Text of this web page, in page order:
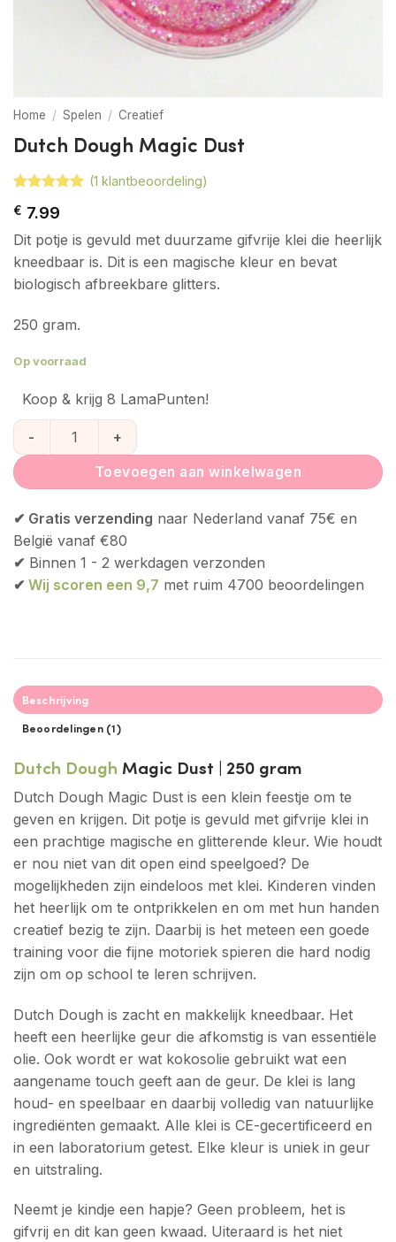
Home / Spelen / Creatief
Dutch Dough Magic Dust
5op 5
op klant
waardering
(1 klantbeoordeling)
€ 7.99
Dit potje is gevuld met duurzame gifvrije klei die heerlijk
kneedbaar is. Dit is een magische kleur en bevat
biologisch afbreekbare glitters.
250 gram.
Op voorraad
Koop & krijg 8 LamaPunten!
Dutch Dough Magic Dust aantal
Toevoegen aan winkelwagen
✔ Gratis verzending naar Nederland vanaf 75€ en
België vanaf €80
✔ Binnen 1 - 2 werkdagen verzonden
✔ Wij scoren een 9,7 met ruim 4700 beoordelingen
Beschrijving
Beoordelingen (1)
Dutch Dough Magic Dust | 250 gram
Dutch Dough Magic Dust is een klein feestje om te
geven en krijgen. Dit potje is gevuld met gifvrije klei in
een prachtige magische en glitterende kleur. Wie houdt
er nou niet van dit open eind speelgoed? De
mogelijkheden zijn eindeloos met klei. Kinderen vinden
het heerlijk om te ontprikkelen en om met hun handen
creatief bezig te zijn. Daarbij is het meteen een goede
training voor die fijne motoriek spieren die hard nodig
zijn om op school te leren schrijven.
Dutch Dough is zacht en makkelijk kneedbaar. Het
heeft een heerlijke geur die afkomstig is van essentiële
olie. Ook wordt er wat kokosolie gebruikt wat een
aangename touch geeft aan de geur. De klei is lang
houd- en speelbaar en daarbij volledig van natuurlijke
ingrediënten gemaakt. Alle klei is CE-gecertificeerd en
in een laboratorium getest. Elke kleur is uniek in geur
en uitstraling.
Neemt je kindje een hapje? Geen probleem, het is
gifvrij en dit kan geen kwaad. Uiteraard is het niet